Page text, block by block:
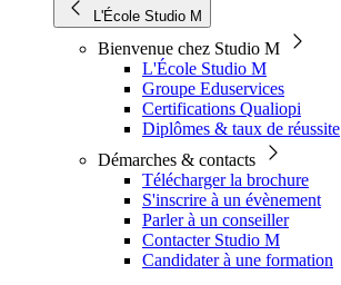
L'École Studio M
Bienvenue chez Studio M
L'École Studio M
Groupe Eduservices
Certifications Qualiopi
Diplômes & taux de réussite
Démarches & contacts
Télécharger la brochure
S'inscrire à un évènement
Parler à un conseiller
Contacter Studio M
Candidater à une formation